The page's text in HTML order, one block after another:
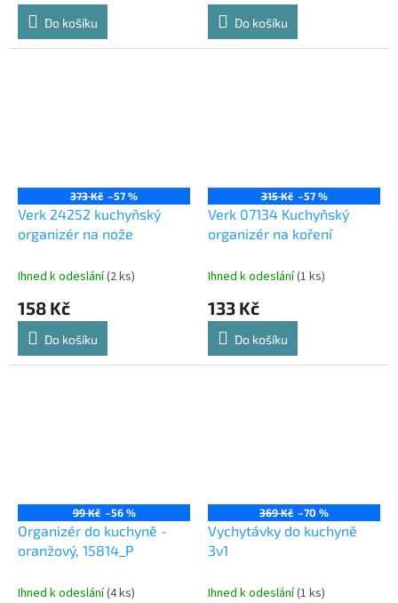
Do košíku Do košíku
373 Kč –57 %
Verk 24252 kuchyňský
organizér na nože
Ihned k odeslání(2 ks)
158 Kč
Do košíku
315 Kč –57 %
Verk 07134 Kuchyňský
organizér na koření
Ihned k odeslání(1 ks)
133 Kč
Do košíku
99 Kč –56 %
Organizér do kuchyně -
oranžový, 15814_P
Ihned k odeslání(4 ks)
369 Kč –70 %
Vychytávky do kuchyně
3v1
Ihned k odeslání(1 ks)